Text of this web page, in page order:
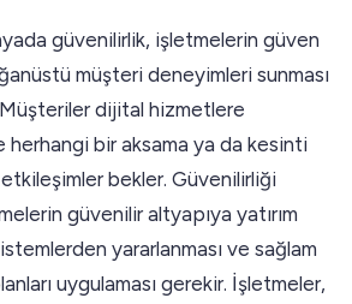
güvenilirlik, işletmelerin güven
müşteri deneyimleri sunması
dijital hizmetlere
herhangi bir aksama ya da kesinti
bekler. Güvenilirliği
güvenilir altyapıya yatırım
yararlanması ve sağlam
uygulaması gerekir. İşletmeler,